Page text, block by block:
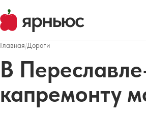
Главная/Дороги
В
капремонту